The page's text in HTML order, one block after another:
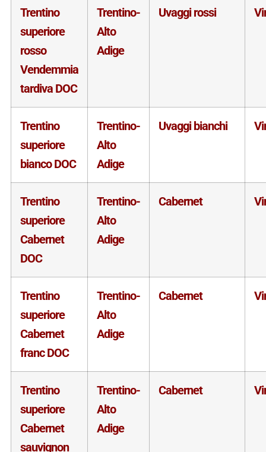
Trentino
superiore
rosso
Vendemmia
tardiva DOC
Trentino-
Alto
Adige
Uvaggi rossi
Trentino
superiore
bianco DOC
Trentino-
Alto
Adige
Uvaggi bianchi
Trentino
superiore
Cabernet
DOC
Trentino-
Alto
Adige
Cabernet
Trentino
superiore
Cabernet
franc DOC
Trentino-
Alto
Adige
Cabernet
Trentino
superiore
Cabernet
sauvignon
Trentino-
Alto
Adige
Cabernet